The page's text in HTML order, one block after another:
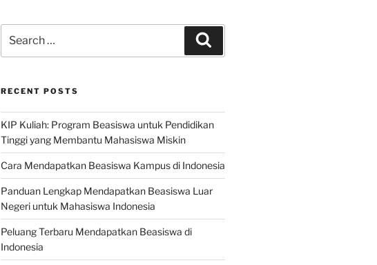
for:
RECENT POSTS
KIP Kuliah: Program Beasiswa untuk Pendidikan
Tinggi yang Membantu Mahasiswa Miskin
Cara Mendapatkan Beasiswa Kampus di Indonesia
Panduan Lengkap Mendapatkan Beasiswa Luar
Negeri untuk Mahasiswa Indonesia
Peluang Terbaru Mendapatkan Beasiswa di
Indonesia